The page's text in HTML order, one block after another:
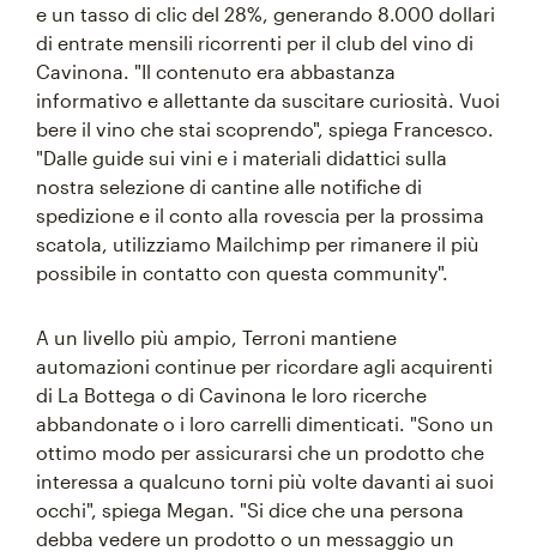
e un tasso di clic del 28%, generando 8.000 dollari
di entrate mensili ricorrenti per il club del vino di
Cavinona. "Il contenuto era abbastanza
informativo e allettante da suscitare curiosità. Vuoi
bere il vino che stai scoprendo", spiega Francesco.
"Dalle guide sui vini e i materiali didattici sulla
nostra selezione di cantine alle notifiche di
spedizione e il conto alla rovescia per la prossima
scatola, utilizziamo Mailchimp per rimanere il più
possibile in contatto con questa community".
A un livello più ampio, Terroni mantiene
automazioni continue per ricordare agli acquirenti
di La Bottega o di Cavinona le loro ricerche
abbandonate o i loro carrelli dimenticati. "Sono un
ottimo modo per assicurarsi che un prodotto che
interessa a qualcuno torni più volte davanti ai suoi
occhi", spiega Megan. "Si dice che una persona
debba vedere un prodotto o un messaggio un